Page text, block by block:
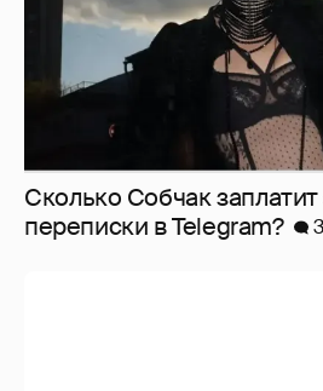
Сколько Собчак
перeписки в Telegram?
3